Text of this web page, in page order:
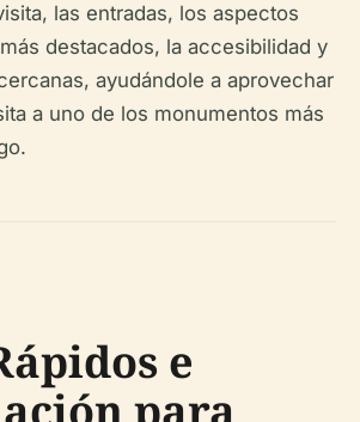
las entradas, los aspectos
destacados, la accesibilidad y
ayudándole a aprovechar
a uno de los monumentos más
e